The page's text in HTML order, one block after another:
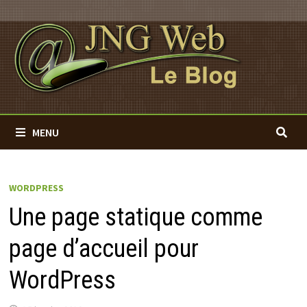
contenu
MENU
WORDPRESS
Une page statique comme
page d’accueil pour
WordPress